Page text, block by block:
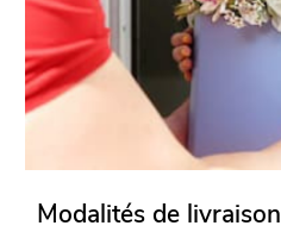
Modalités de livraison